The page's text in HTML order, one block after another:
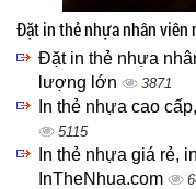
Đặt in thẻ nhựa nhân viên
Đặt in thẻ nhựa
lượng lớn
3871
In thẻ nhựa cao
5115
In thẻ nhựa giá rẻ,
InTheNhua.com